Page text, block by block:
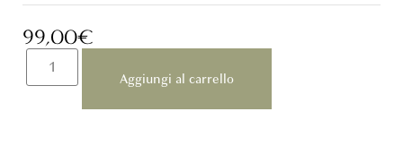
99,00€
Aggiungi al carrello